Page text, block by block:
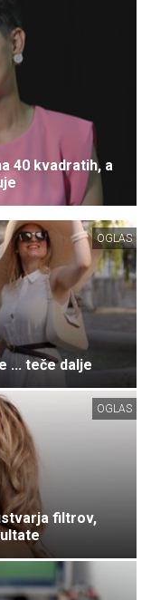
40 kvadratih, a
OGLAS
... teče dalje
OGLAS
filtrov,